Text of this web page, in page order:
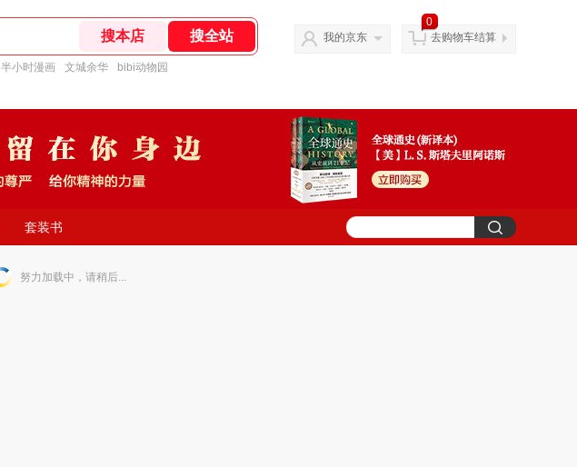
半小时漫画 文城余华 bibi动物园
我的京东
0
去购物车结算
套装书
努力加载中，请稍后...